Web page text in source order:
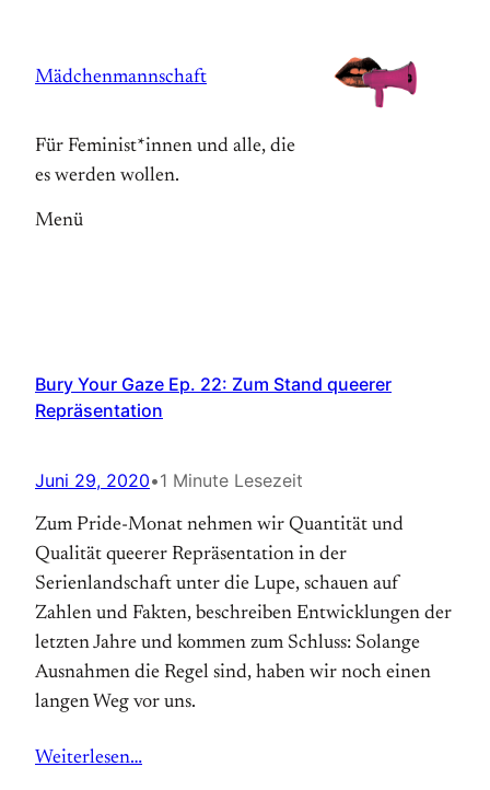
springen
Mädchenmannschaft
Für Feminist*innen und alle, die
es werden wollen.
Menü
Bury Your Gaze Ep. 22: Zum Stand queerer
Repräsentation
Juni 29, 2020•1 Minute Lesezeit
Zum Pride-Monat nehmen wir Quantität und
Qualität queerer Repräsentation in der
Serienlandschaft unter die Lupe, schauen auf
Zahlen und Fakten, beschreiben Entwicklungen der
letzten Jahre und kommen zum Schluss: Solange
Ausnahmen die Regel sind, haben wir noch einen
langen Weg vor uns.
Weiterlesen…